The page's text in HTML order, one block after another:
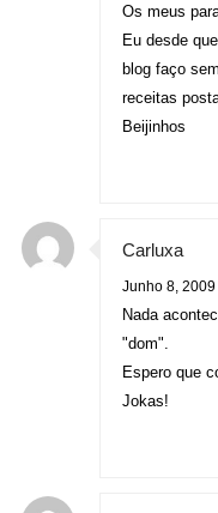
Os meus
Eu desde
blog faço
receitas
Beijinhos
Carluxa
Junho 8, 2009
Nada
"dom".
Espero que
Jokas!